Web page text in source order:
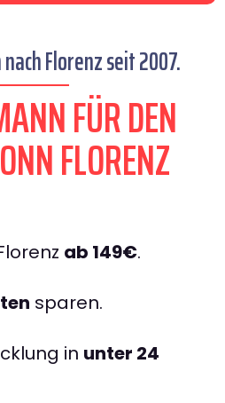
Florenz seit 2007.
FÜR DEN
FLORENZ
ab 149€.
sparen.
in unter 24